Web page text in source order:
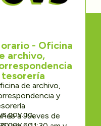
- Oficina
archivo,
de archivo,
y
a Jueves de